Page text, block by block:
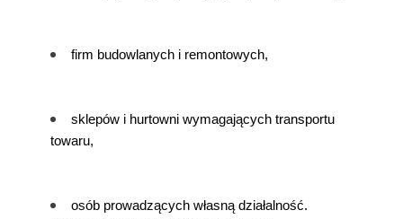
firm budowlanych i remontowych,
sklepów i hurtowni wymagających transportu
towaru,
osób prowadzących własną działalność.